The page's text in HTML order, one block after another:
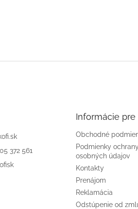
372 561
Informácie pre
Obchodné
Podmienky ochrany
osobných údajov
Kontakty
Prenájom
Reklamácia
Odstúpenie od